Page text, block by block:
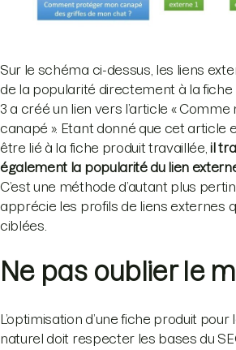
Sur le schéma ci-dessus, les liens
de la popularité directement à la fiche
3 a créé un lien vers l’article «
canapé ». Etant donné que cet article
être lié à la fiche produit travaillée,il
également la popularité du lien
C’est une méthode d’autant plus
apprécie les profils de liens externes
ciblées.
Ne pas oublier le
L’optimisation d’une fiche produit
naturel doit respecter les bases du